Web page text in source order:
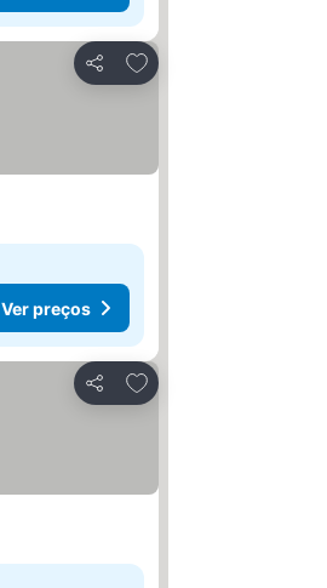
Partilhar
Adicionar aos favoritos
Ver preços
Partilhar
Adicionar aos favoritos